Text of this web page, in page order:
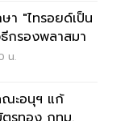
า "ไทรอยด์เป็น
กรองพลาสมา
น.
ะอนุฯ แก้